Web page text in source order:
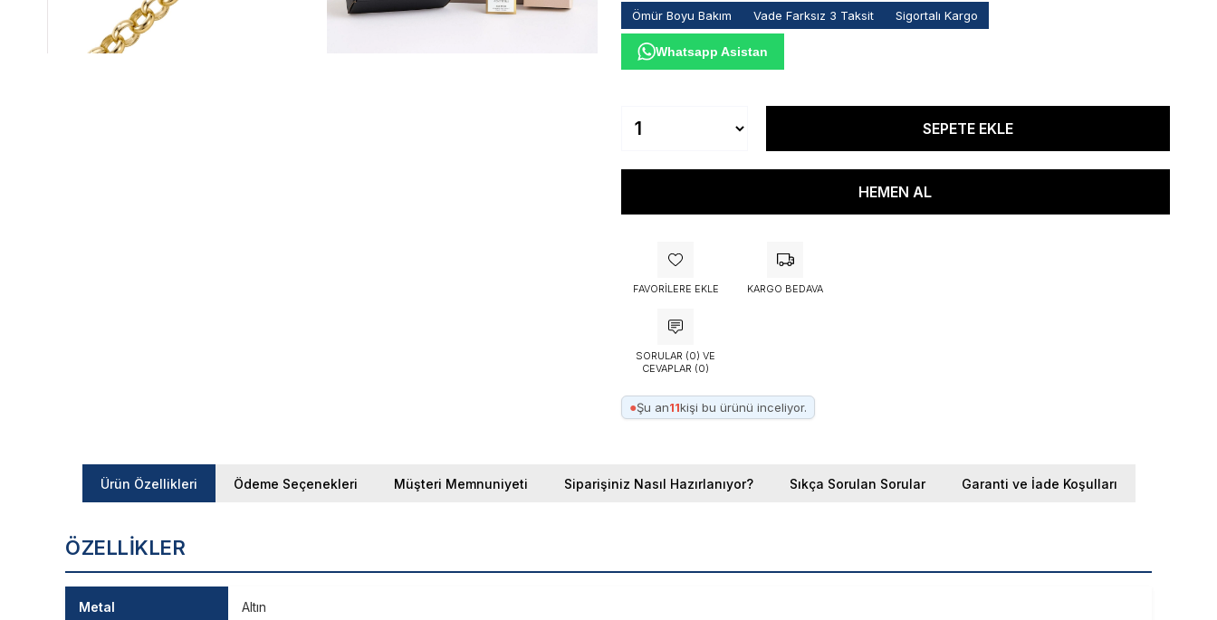
Ömür Boyu Bakım Vade Farksız 3 Taksit Sigortalı Kargo
Whatsapp Asistan
FAVORILERE EKLE KARGO BEDAVA
SORULAR (0) VE
CEVAPLAR (0)
●Şu an11kişi bu ürünü inceliyor.
Ürün Özellikleri Ödeme Seçenekleri Müşteri Memnuniyeti Siparişiniz Nasıl Hazırlanıyor? Sıkça Sorulan Sorular Garanti ve İade Koşulları
ÖZELLIKLER
Metal Altın